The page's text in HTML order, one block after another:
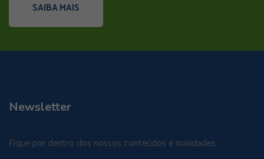
SAIBA MAIS
Newsletter
Fique por dentro dos nossos conteúdos e novidades.